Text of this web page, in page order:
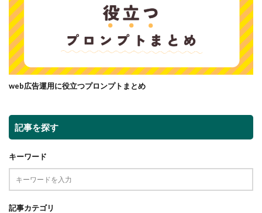
web広告運用に役立つプロンプトまとめ
記事を探す
キーワード
記事カテゴリ